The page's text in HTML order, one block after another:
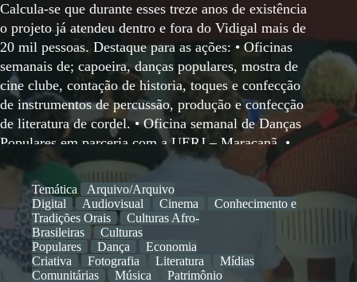
Calcula-se que durante esses treze anos de existência
o projeto já atendeu dentro e fora do Vidigal mais de
20 mil pessoas. Destaque para as ações: • Oficinas
semanais de; capoeira, danças populares, mostra de
cine clube, contação de historia, toques e confecção
de instrumentos de percussão, produção e confecção
de literatura de cordel. • Oficina semanal de Danças
Populares em parceria com a UERJ – Maracanã. •
Realização do maior evento de cultura popular
realizado em favela “ Encontro Nacional de Cultura
Popular no Vidigal” que está em sua 10° Edição e que
já reuniu centenas de mestres da cultura afro
brasileira de diversas regiões do país. • Evento
Vidigal Cultural – 2017 a 2021 • Produção dos Livros
“Mestre Índio Maranhão Volumes 1 e 2. • Produção
Temática
Arquivo/Arquivo
Digital
Audiovisual Cinema
Conhecimento e
Tradições Orais
Culturas Afro-
Brasileiras
Culturas
Populares
Dança
Economia
Criativa
Fotografia Literatura
Mídias
Comunitárias
Música
Patrimônio